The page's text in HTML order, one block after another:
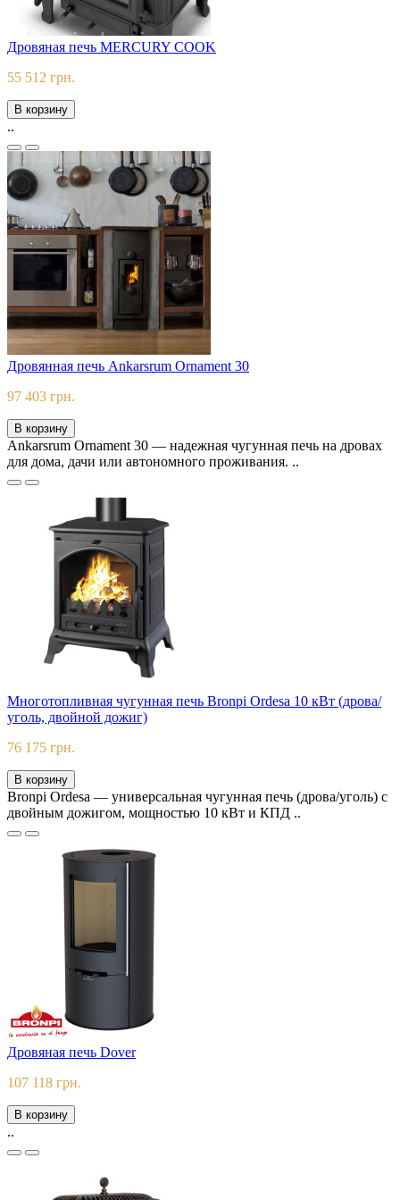
Дровяная печь MERCURY COOK
55 512 грн.
В корзину
..
Дровянная печь Ankarsrum Ornament 30
97 403 грн.
В корзину
Ankarsrum Ornament 30 — надежная чугунная печь на дровах
для дома, дачи или автономного проживания. ..
Многотопливная чугунная печь Bronpi Ordesa 10 кВт (дрова/
уголь, двойной дожиг)
76 175 грн.
В корзину
Bronpi Ordesa — универсальная чугунная печь (дрова/уголь) с
двойным дожигом, мощностью 10 кВт и КПД ..
Дровяная печь Dover
107 118 грн.
В корзину
..